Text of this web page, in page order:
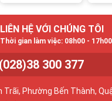
LIÊN HỆ VỚI CHÚNG TÔI
Thời gian làm việc: 08h00 - 17h00
(028)38 300 377
Trãi, Phường Bến Thành,